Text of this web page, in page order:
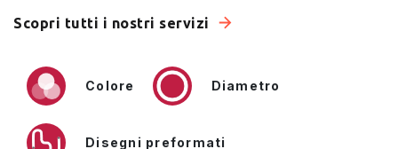
Scopri tutti i nostri servizi
Colore Diametro
Disegni preformati